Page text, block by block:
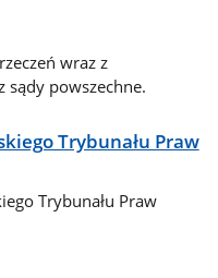
wraz z
sądy powszechne.
Trybunału Praw
Trybunału Praw